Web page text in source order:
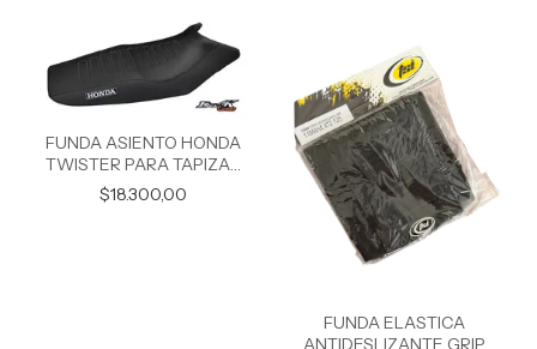
FUNDA ASIENTO HONDA
TWISTER PARA TAPIZAR
ANTIDESLIZANTE
$18.300,00
FUNDA ELASTICA
ANTIDESLIZANTE GRIP